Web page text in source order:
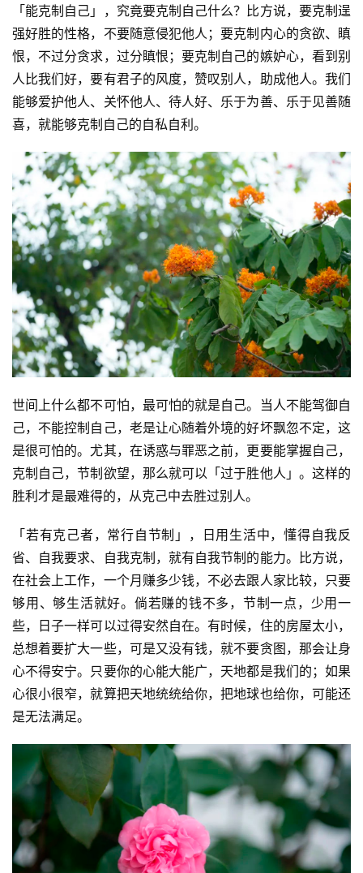
资
讯
八
点
僧
音
高
僧
访
「能克制自己」，究竟要克制自己什么？比方说，要克制逞
强好胜的性格，不要随意侵犯他人；要克制内心的贪欲、瞋
恨，不过分贪求，过分瞋恨；要克制自己的嫉妒心，看到别
人比我们好，要有君子的风度，赞叹别人，助成他人。我们
能够爱护他人、关怀他人、待人好、乐于为善、乐于见善随
喜，就能够克制自己的自私自利。
世间上什么都不可怕，最可怕的就是自己。当人不能驾御自
己，不能控制自己，老是让心随着外境的好坏飘忽不定，这
是很可怕的。尤其，在诱惑与罪恶之前，更要能掌握自己，
克制自己，节制欲望，那么就可以「过于胜他人」。这样的
胜利才是最难得的，从克己中去胜过别人。
「若有克己者，常行自节制」，日用生活中，懂得自我反
省、自我要求、自我克制，就有自我节制的能力。比方说，
在社会上工作，一个月赚多少钱，不必去跟人家比较，只要
够用、够生活就好。倘若赚的钱不多，节制一点，少用一
些，日子一样可以过得安然自在。有时候，住的房屋太小，
总想着要扩大一些，可是又没有钱，就不要贪图，那会让身
心不得安宁。只要你的心能大能广，天地都是我们的；如果
心很小很窄，就算把天地统统给你，把地球也给你，可能还
是无法满足。